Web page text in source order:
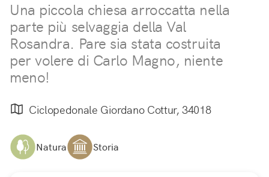
Una piccola chiesa arroccatta nella
parte più selvaggia della Val
Rosandra. Pare sia stata costruita
per volere di Carlo Magno, niente
meno!
Ciclopedonale Giordano Cottur, 34018
Natura Storia